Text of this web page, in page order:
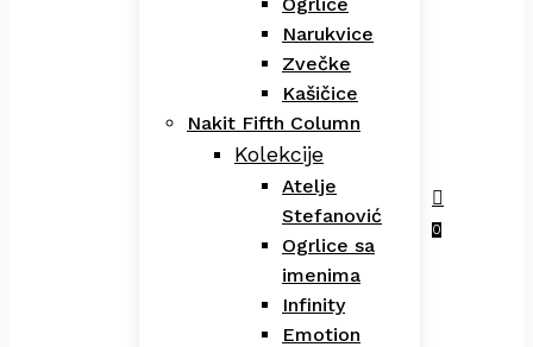
search
0
Menu
Narukvice
Zvečke
Kašičice
Nakit Fifth Column
Kolekcije
Atelje
Stefanović
Ogrlice sa
imenima
Infinity
Emotion